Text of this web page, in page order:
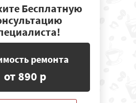
Бесплатную
ремонта
от 890 р